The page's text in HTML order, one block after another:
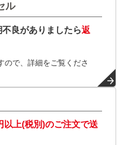
ル
良がありましたら返
ので、詳細をご覧くださ
以上(税別)のご注文で送